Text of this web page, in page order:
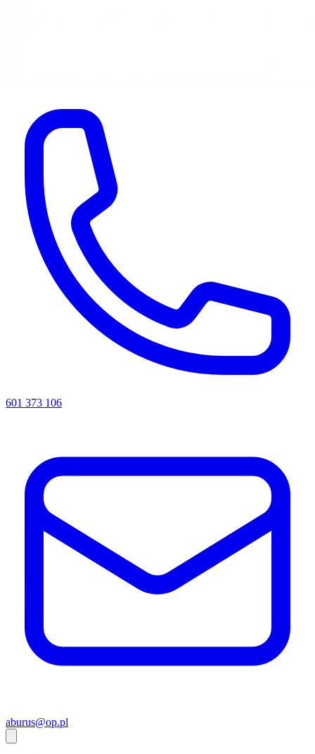
601 373 106
aburus@op.pl